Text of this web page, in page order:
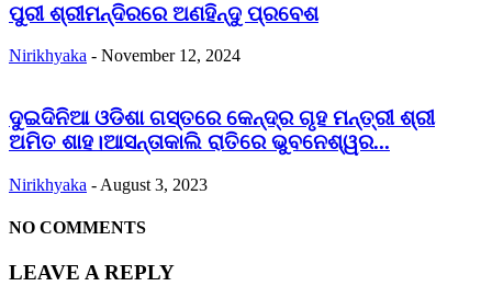
ପୁରୀ ଶ୍ରୀମନ୍ଦିରରେ ଅଣହିନ୍ଦୁ ପ୍ରବେଶ
Nirikhyaka - November 12, 2024
ଦୁଇଦିନିଆ ଓଡିଶା ଗସ୍ତରେ କେନ୍ଦ୍ର ଗୃହ ମନ୍ତ୍ରୀ ଶ୍ରୀ
ଅମିତ ଶାହ।ଆସନ୍ତାକାଲି ରାତିରେ ଭୁବନେଶ୍ୱର...
Nirikhyaka - August 3, 2023
NO COMMENTS
LEAVE A REPLY